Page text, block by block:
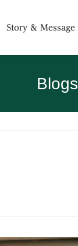
Story & Message
Blogs